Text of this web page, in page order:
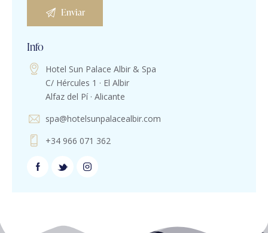
Info
Hotel Sun Palace Albir & Spa
C/ Hércules 1 · El Albir
Alfaz del Pí · Alicante
spa@hotelsunpalacealbir.com
+34 966 071 362